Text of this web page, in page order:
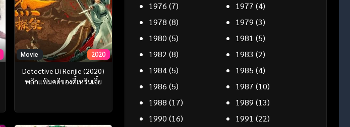
Movie 2020
Detective Di Renjie (2020)
พลิกแฟ้มคดีของตี๋เหรินเจี๋ย
1976 (7) 1977 (4)
1978 (8) 1979 (3)
1980 (5) 1981 (5)
1982 (8) 1983 (2)
1984(5) 1985 (4)
1986 (5) 1987 (10)
1988 (17) 1989 (13)
1990 (16) 1991 (22)